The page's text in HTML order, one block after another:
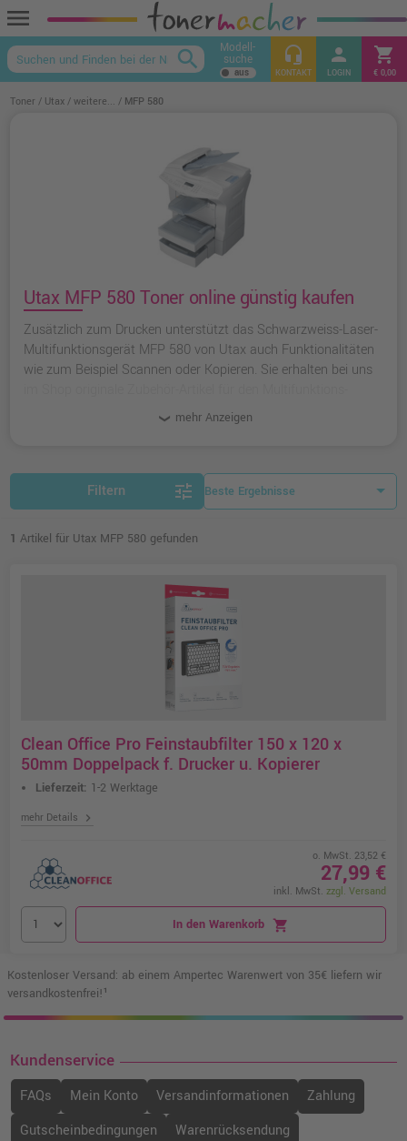
menu
keyboard_arrow_up
search Modell-
suche headset_mic
KONTAKT
person
LOGIN
shopping_cart
€ 0,00
Toner Utax weitere... MFP 580
Utax MFP 580 Toner online günstig kaufen
Zusätzlich zum Drucken unterstützt das Schwarzweiss-Laser-
Multifunktionsgerät MFP 580 von Utax auch Funktionalitäten
wie zum Beispiel Scannen oder Kopieren. Sie erhalten bei uns
mehr Anzeigen
Filtern tune
1 Artikel für Utax MFP 580 gefunden
Clean Office Pro Feinstaubfilter 150 x 120 x
50mm Doppelpack f. Drucker u. Kopierer
Lieferzeit: 1-2 Werktage
mehr Details chevron_right
o. MwSt. 23,52 €
27,99 €
inkl. MwSt. zzgl. Versand
In den Warenkorb shopping_cart
Kostenloser Versand: ab einem Ampertec Warenwert von 35€ liefern wir
versandkostenfrei!¹
Kundenservice
FAQs Mein Konto Versandinformationen
Zahlung
Gutscheinbedingungen
Warenrücksendung